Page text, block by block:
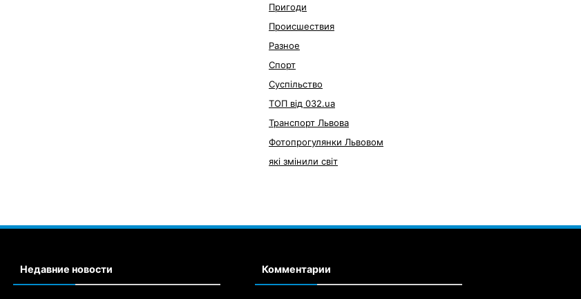
Пригоди
Происшествия
Разное
Спорт
Суспільство
ТОП від 032.ua
Транспорт Львова
Фотопрогулянки Львовом
які змінили світ
Недавние новости Комментарии